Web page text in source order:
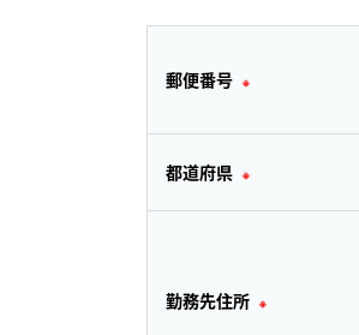
郵便番号 ※
都道府県 ※
勤務先住所 ※